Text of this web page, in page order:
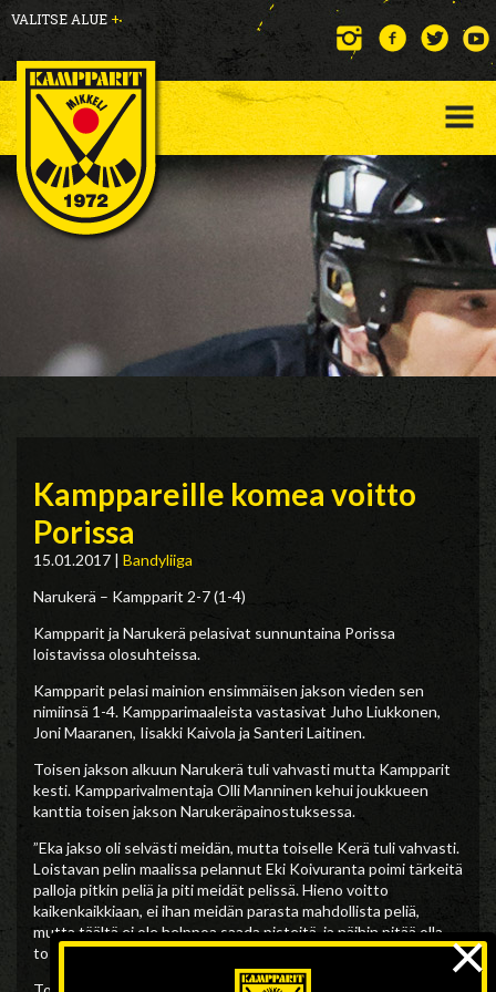
VALITSE ALUE +
Kamppareille komea voitto
Porissa
15.01.2017 | Bandyliiga
Narukerä – Kampparit 2-7 (1-4)
Kampparit ja Narukerä pelasivat sunnuntaina Porissa
loistavissa olosuhteissa.
Kampparit pelasi mainion ensimmäisen jakson vieden sen
nimiinsä 1-4. Kampparimaaleista vastasivat Juho Liukkonen,
Joni Maaranen, Iisakki Kaivola ja Santeri Laitinen.
Toisen jakson alkuun Narukerä tuli vahvasti mutta Kampparit
kesti. Kampparivalmentaja Olli Manninen kehui joukkueen
kanttia toisen jakson Narukeräpainostuksessa.
”Eka jakso oli selvästi meidän, mutta toiselle Kerä tuli vahvasti.
Loistavan pelin maalissa pelannut Eki Koivuranta poimi tärkeitä
palloja pitkin peliä ja piti meidät pelissä. Hieno voitto
kaikenkaikkiaan, ei ihan meidän parasta mahdollista peliä,
mutta täältä ei ole helppoa saada pisteitä, ja näihin pitää olla
tosi tyytyväinen”
×